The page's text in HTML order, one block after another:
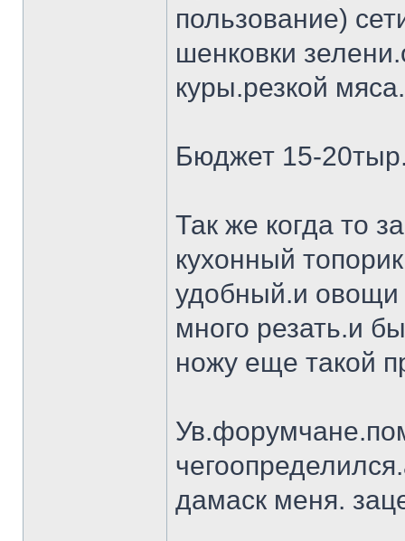
пользование)
шенковки
куры.резкой
Бюджет 15-
Так же когда то
кухонный
удобный.и овощи
много резать.и
ножу еще такой
дамаск меня.